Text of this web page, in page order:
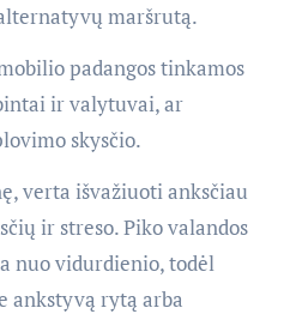
maršrutą.
padangos tinkamos
ir valytuvai, ar
skysčio.
verta išvažiuoti anksčiau
ir streso. Piko valandos
nuo vidurdienio, todėl
ankstyvą rytą arba